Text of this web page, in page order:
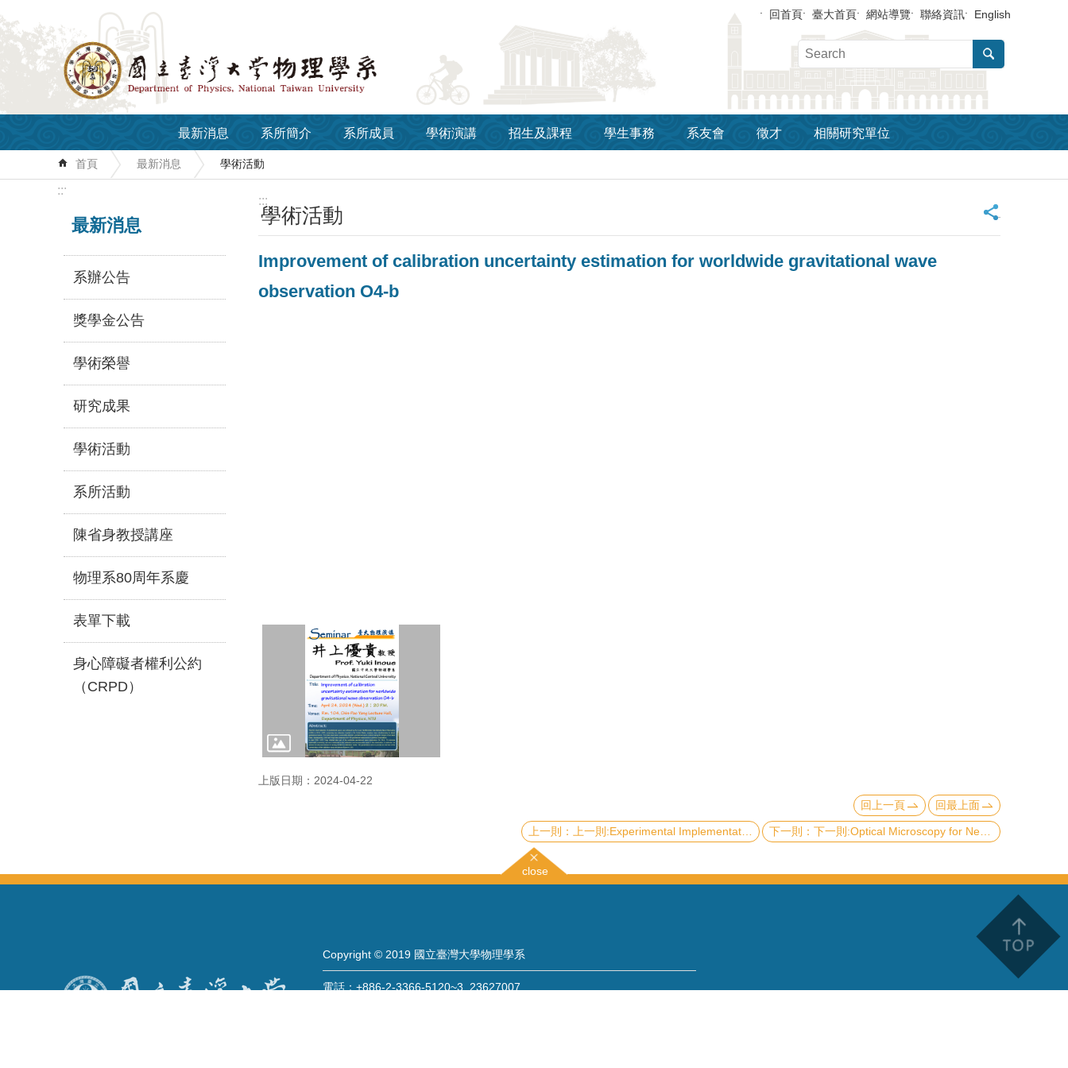
跳到主要內容區塊 回首頁 臺大首頁 網站導覽 聯絡資訊 English
最新消息 系所簡介 系所成員 學術演講 招生及課程 學生事務 系友會 徵才 相關研究單位
首頁 最新消息 學術活動
:::
最新消息
系辦公告
獎學金公告
學術榮譽
研究成果
學術活動
系所活動
陳省身教授講座
物理系80周年系慶
表單下載
身心障礙者權利公約
（CRPD）
:::
學術活動 _
Improvement of calibration uncertainty estimation for worldwide gravitational wave
observation O4-b
上版日期：2024-04-22
回上一頁
回最上面
上一則:Experimental Implementation of a Superconducting Quantum Computer 下一則:Optical Microscopy for Neuroscience and Nanoscience
close
Copyright © 2019 國立臺灣大學物理學系
電話：+886-2-3366-5120~3 23627007